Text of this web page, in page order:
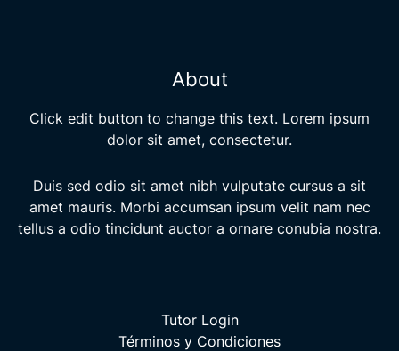
About
Click edit button to change this text. Lorem ipsum
dolor sit amet, consectetur.
Duis sed odio sit amet nibh vulputate cursus a sit
amet mauris. Morbi accumsan ipsum velit nam nec
tellus a odio tincidunt auctor a ornare conubia nostra.
Tutor Login
Términos y Condiciones